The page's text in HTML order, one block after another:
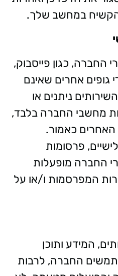
הקשיח במחשב שלך.
החברה, כגון פייסבוק,
גופים אחרים שאינם
ניתנים או
מחשבי החברה בלבד,
כאמור.
פרסומות
החברה מופעלות
המפרסמות ו/או על
המידע ותוכן
החברה, לרבות